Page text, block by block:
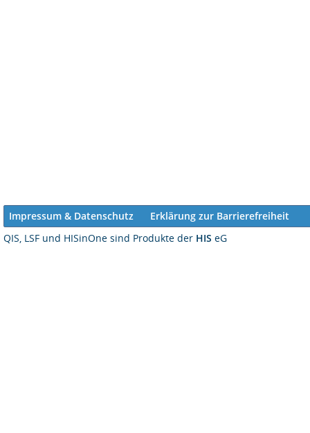
Impressum & Datenschutz
Erklärung zur Barrierefreiheit
QIS, LSF und HISinOne sind Produkte der HIS eG